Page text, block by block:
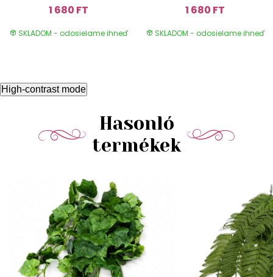
1 680 FT
SKLADOM - odosielame ihneď
1 680 FT
SKLADOM - odosielame ihneď
High-contrast mode
Hasonló
termékek